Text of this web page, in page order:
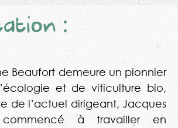
:
Beaufort demeure un pionnier
et de viticulture bio,
de l’actuel dirigeant, Jacques
à travailler en